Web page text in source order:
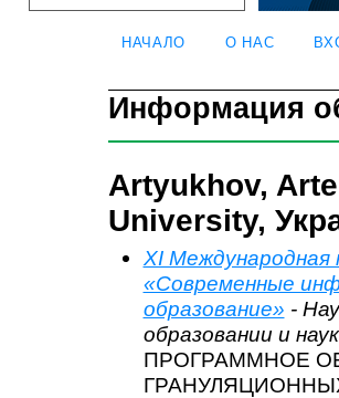
НАЧАЛО О НАС
Информация
Artyukhov,
University,
XI Международная
«Современные
образование» -
образовании и
ПРОГРАММНОЕ